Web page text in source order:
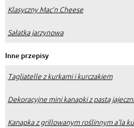
Klasyczny Mac’n Cheese
Sałatka jarzynowa
Inne przepisy
Tagliatelle z kurkami i kurczakiem
Dekoracyjne mini kanapki z pastą
Kanapka z grillowanym roślinnym a'la